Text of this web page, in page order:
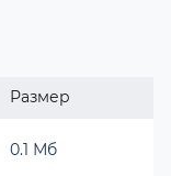
Размер
0.1 Мб